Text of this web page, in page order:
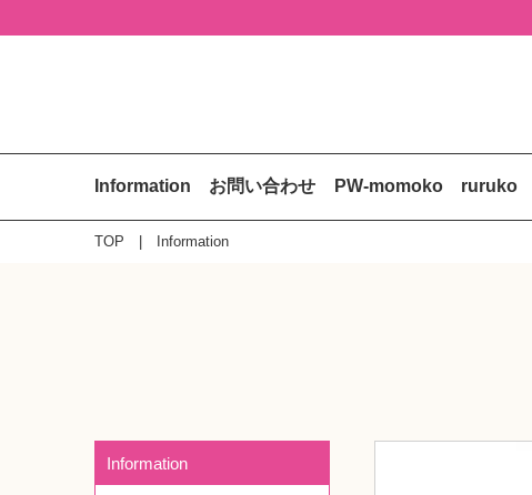
Information お問い合わせ PW-momoko ruruko
TOP Information
Information